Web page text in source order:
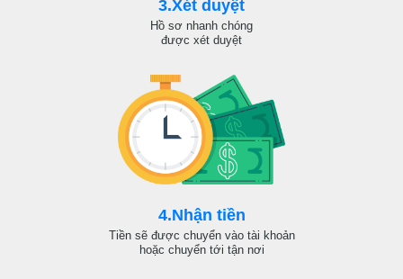
3.Xét duyệt
Hồ sơ nhanh chóng
được xét duyệt
4.Nhận tiền
Tiền sẽ được chuyển vào tài khoản
hoặc chuyển tới tận nơi